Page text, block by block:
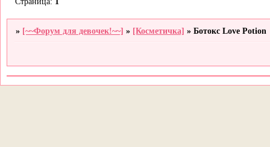
» [~~Форум для девочек!~~] » [Косметичка] »Ботокс Love Potion